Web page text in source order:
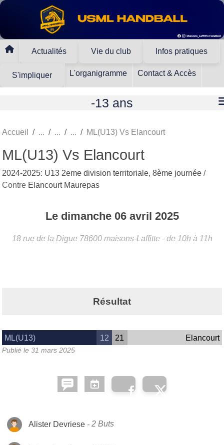
Actualités Vie du club Infos pratiques
S'impliquer L'organigramme Contact & Accès
-13 ans
Accueil ML(U13) Vs Elancourt
ML(U13) Vs Elancourt
2024-2025: U13 2eme division territoriale, 8ème journée /
Contre Elancourt Maurepas
Le dimanche 06 avril 2025
18 rue de la Digue 78600 maisons-Laffitte - de 10h à 11h
Résultat
ML(U13) 12 21 Elancourt
Publié le 31 mars 2025
Alister Devriese 2 Buts
Panneau de gestion des cookies